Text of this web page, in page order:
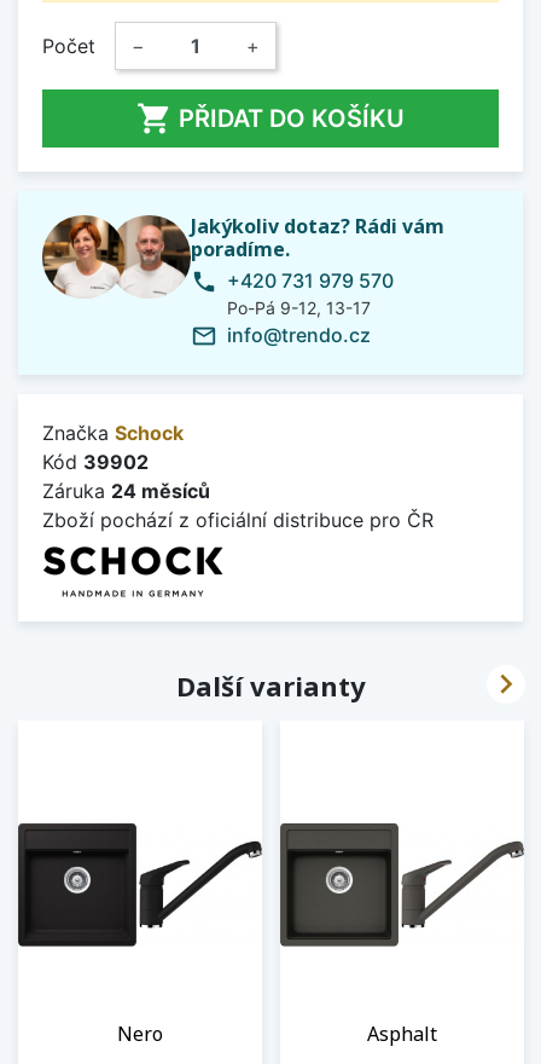
Počet − +
 PŘIDAT DO KOŠÍKU
Jakýkoliv dotaz? Rádi vám
poradíme.
phone +420 731 979 570
Po-Pá 9-12, 13-17
mail_outline info@trendo.cz
Značka Schock
Kód 39902
Záruka 24 měsíců
Zboží pochází z oficiální distribuce pro ČR
Další varianty
Nero Asphalt
